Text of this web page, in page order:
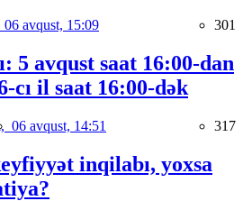
06 avqust, 15:09 301
5 avqust saat 16:00-dan
cı il saat 16:00-dək
06 avqust, 14:51 317
inqilabı, yoxsa